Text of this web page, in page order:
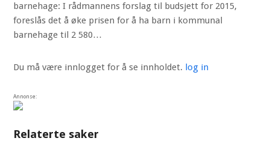
barnehage: I rådmannens forslag til budsjett for 2015,
foreslås det å øke prisen for å ha barn i kommunal
barnehage til 2 580…
Du må være innlogget for å se innholdet. log in
Annonse:
Relaterte saker